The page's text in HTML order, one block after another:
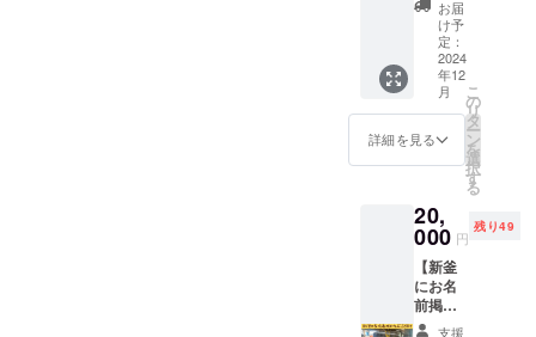
とうき
び(宮崎
県産) ・
賞味期
限：製
造後１
年(お届
けする
製品の
に記載
してお
りま
す。) ・
保存方
法：直
射日光
900g
す。 皆
様のお
名前を
刻んだ
釜でつ
くる初
めての
黒砂糖
は、製
造工程
んどを
丹精込
めた手
作業で
に活用
し、次
世代へ
伝統文
化を引
き継い
でいき
るた
め、
「ただ
ただ支
援した
い！！
」とい
う方向
けに、
めてお
礼の手
紙をお
送りし
ます。
いただ
いた支
お届
け予
定：
2024
年12
月
詳細を見る
こ
の
リ
タ
ー
ン
を
選
択
す
る
20,
000 円
残り49
【新釜
にお名
前掲
載！】
支援